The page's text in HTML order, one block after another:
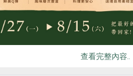
買回食材自
查看完整內容..